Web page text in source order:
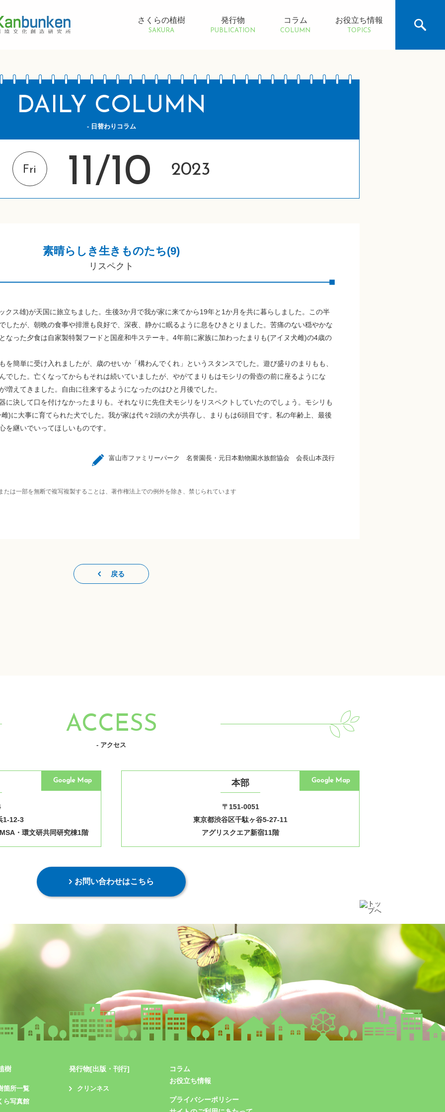
さくらの植樹
SAKURA
発行物
PUBLICATION
コラム
COLUMN
お役立ち情報
TOPICS
DAILY COLUMN
- 日替わりコラム
Fri 11/10 2023
素晴らしき生きものたち(9)
リスペクト
ス雄)が天国に旅立ちました。生後3か月で我が家に来てから19年と1か月を共に暮らしました。この半
したが、朝晩の食事や排泄も良好で、深夜、静かに眠るように息をひきとりました。苦痛のない穏やかな
なった夕食は自家製特製フードと国産和牛ステーキ。4年前に家族に加わったまりも(アイヌ犬雌)の4歳の
簡単に受け入れましたが、歳のせいか「構わんでくれ」というスタンスでした。遊び盛りのまりもも、
でした。亡くなってからもそれは続いていましたが、やがてまりもはモシリの骨壺の前に座るようにな
増えてきました。自由に往来するようになったのはひと月後でした。
決して口を付けなかったまりも。それなりに先住犬モシリをリスペクトしていたのでしょう。モシリも
)に大事に育てられた犬でした。我が家は代々2頭の犬が共存し、まりもは6頭目です。私の年齢上、最後
を継いでいってほしいものです。
富山市ファミリーパーク 名誉園長・元日本動物園水族館協会 会長山本茂行
たは一部を無断で複写複製することは、著作権法上での例外を除き、禁じられています
戻る
ACCESS
- アクセス
1-12-3
・環文研共同研究棟1階
Google Map 本部
〒151-0051
東京都渋谷区千駄ヶ谷5-27-11
アグリスクエア新宿11階
Google Map
お問い合わせはこちら
樹
箇所一覧
ら写真館
発行物[出版・刊行]
クリンネス
コラム
お役立ち情報
プライバシーポリシー